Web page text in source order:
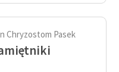
Chryzostom Pasek